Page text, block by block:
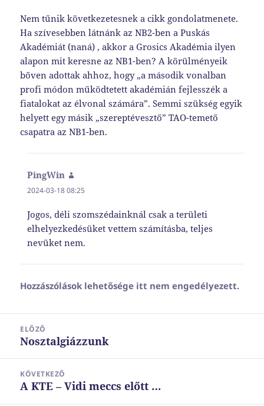
Nem tűnik következetesnek a cikk gondolatmenete.
Ha szívesebben látnánk az NB2-ben a Puskás
Akadémiát (naná) , akkor a Grosics Akadémia ilyen
alapon mit keresne az NB1-ben? A körülményeik
bőven adottak ahhoz, hogy „a második vonalban
profi módon működtetett akadémián fejlesszék a
fiatalokat az élvonal számára”. Semmi szükség egyik
helyett egy másik „szereptévesztő” TAO-temető
csapatra az NB1-ben.
PingWin
2024-03-18 08:25
Jogos, déli szomszédainknál csak a területi
elhelyezkedésüket vettem számításba, teljes
nevüket nem.
Hozzászólások lehetősége itt nem engedélyezett.
navigáció
ELŐZŐ
Korábbi
Nosztalgiázzunk
KÖVETKEZŐ
Következő
A KTE – Vidi meccs előtt …